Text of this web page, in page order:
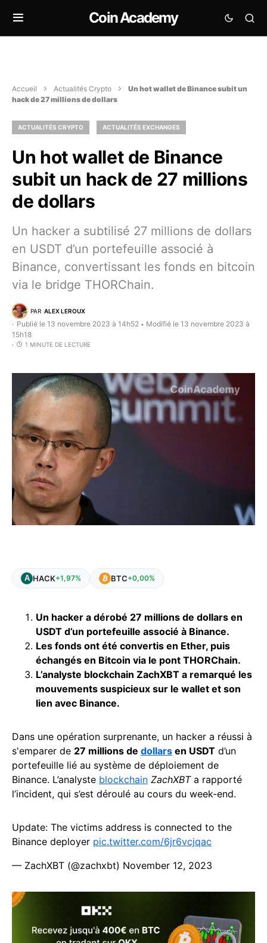
Coin Academy
Accueil Actualités Crypto
Un hot wallet de Binance subit un
hack de 27 millions de dollars
ACTUALITÉS CRYPTO ACTUALITÉS EXCHANGES
Un hot wallet de Binance
subit un hack de 27 millions
de dollars
Un hacker a subtilisé 27 millions de dollars
en USDT d’un portefeuille associé à
Binance, convertissant les fonds en bitcoin
via le bridge THORChain.
PAR ALEX LEROUX
Publié le 13 novembre 2023 à 14h52 • Modifié le 13 novembre 2023 à
15h18
1 MINUTE DE LECTURE
HACK+1,97% BTC+0,00%
Un hacker a dérobé 27 millions de dollars en
USDT d’un portefeuille associé à Binance.
Les fonds ont été convertis en Ether, puis
échangés en Bitcoin via le pont THORChain.
L’analyste blockchain ZachXBT a remarqué les
mouvements suspicieux sur le wallet et son
lien avec Binance.
Dans une opération surprenante, un hacker a réussi à
s'emparer de 27 millions de dollars en USDT d’un
portefeuille lié au système de déploiement de
Binance. L’analyste blockchain ZachXBTa rapporté
l’incident, qui s’est déroulé au cours du week-end.
Update: The victims address is connected to the
Binance deployer pic.twitter.com/6jr6vcjqac
— ZachXBT (@zachxbt) November 12, 2023